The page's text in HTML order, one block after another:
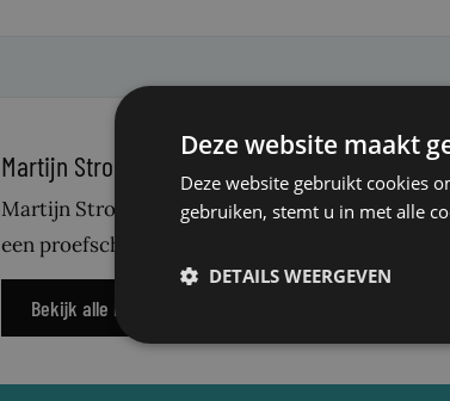
Martijn Stronks
Martijn Stronks is verbonden aan de Vrije
een proefschrift over migratierecht.
Bekijk alle berichten
Deze website maakt
Deze website gebruikt cookies
gebruiken, stemt u in met alle
DETAILS WEERGEVEN